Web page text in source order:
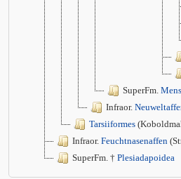
SuperFm.
Infraor.
Tarsiiformes
Infraor. Feuchtnasenaffen
SuperFm. † Plesiadapoidea